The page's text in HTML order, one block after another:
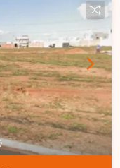
Dispõe
com armários,
oferece
de festas,
24 horas,
aos
praticidade
mais